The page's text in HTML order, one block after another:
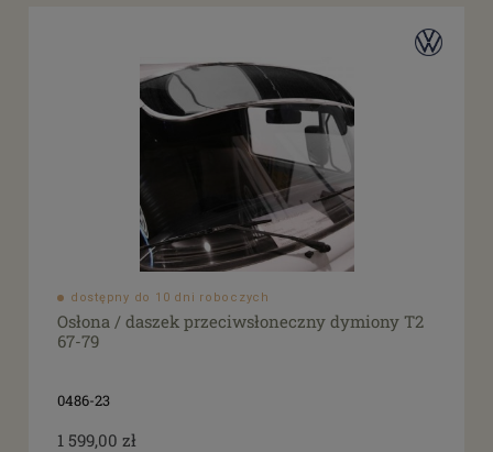
dostępny do 10 dni roboczych
Osłona / daszek przeciwsłoneczny dymiony T2
67-79
0486-23
1 599,00 zł